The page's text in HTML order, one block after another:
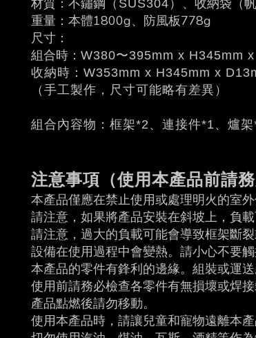
材質：不鏽鋼 （SUS304） 、收納袋（帆
重量：本體1800g、防風板778g
尺寸：
組合時： W380〜395mm x H345mm
收納時：W353mm x H345mm x
（手工製作，尺寸可能略有差異）
組合內容物：框架*2、連接件*1、爐
注意事項（使用本產品前請務
本產品僅應在禁止使用或處理明火的室
請注意，如果將產品安裝在斜坡上，負
請注意，過大的負載可能會導致框架斷裂
設備在使用過程中會變熱。請小心不要觸
本產品的零件有鋒利的邊緣。組裝或運送
使用前請務必檢查各零件有無損壞或焊
產品點燃後請勿移動。
使用本產品時，請讓兒童和寵物遠離本產